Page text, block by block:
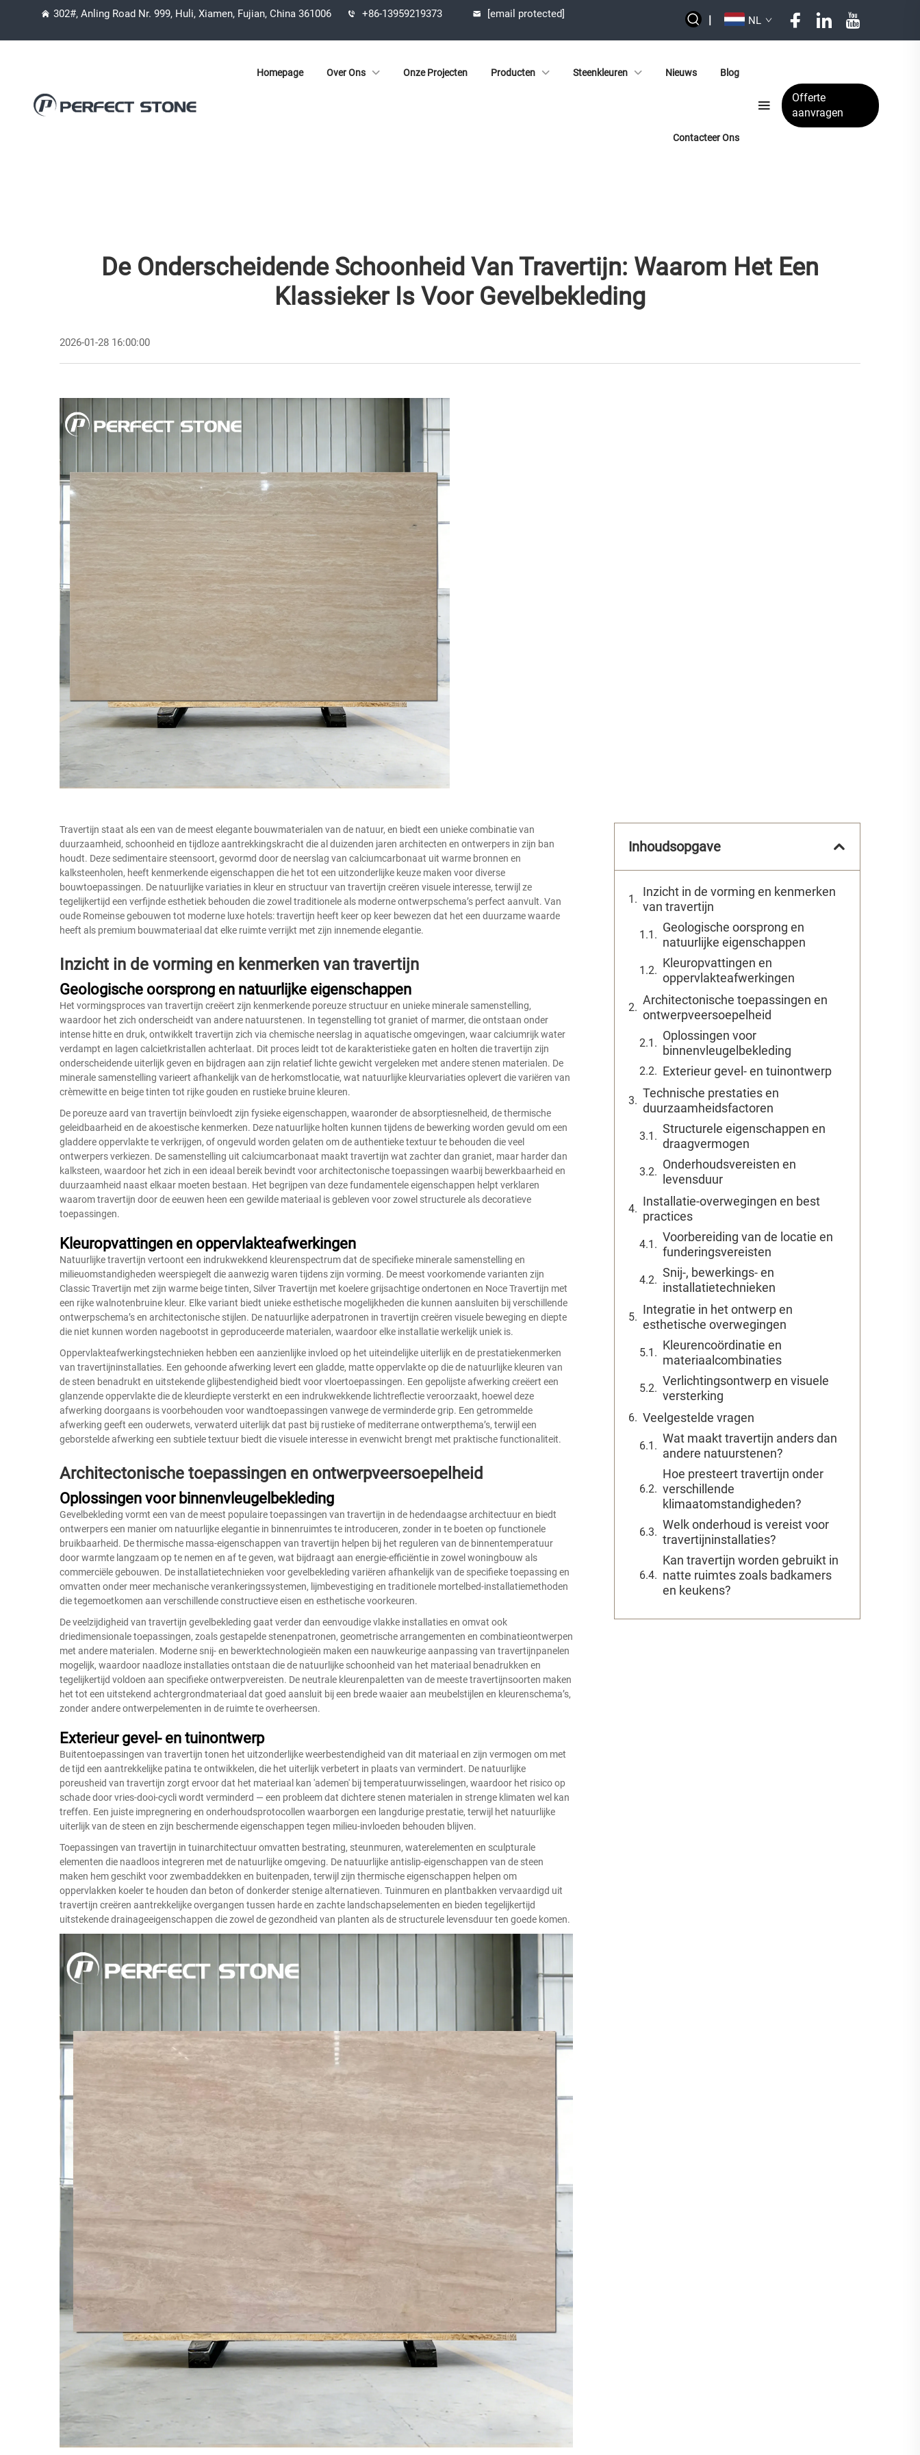
302#, Anling Road Nr. 999, Huli, Xiamen, Fujian, China 361006 +86-13959219373 [email protected] | NL
Homepage Over Ons Onze Projecten Producten Steenkleuren Nieuws Blog
Contacteer Ons
Offerte
aanvragen
De Onderscheidende Schoonheid Van Travertijn: Waarom Het Een
Klassieker Is Voor Gevelbekleding
2026-01-28 16:00:00
Travertijn staat als een van de meest elegante bouwmaterialen van de natuur, en biedt een unieke combinatie van
duurzaamheid, schoonheid en tijdloze aantrekkingskracht die al duizenden jaren architecten en ontwerpers in zijn ban
houdt. Deze sedimentaire steensoort, gevormd door de neerslag van calciumcarbonaat uit warme bronnen en
kalksteenholen, heeft kenmerkende eigenschappen die het tot een uitzonderlijke keuze maken voor diverse
bouwtoepassingen. De natuurlijke variaties in kleur en structuur van travertijn creëren visuele interesse, terwijl ze
tegelijkertijd een verfijnde esthetiek behouden die zowel traditionele als moderne ontwerpschema’s perfect aanvult. Van
oude Romeinse gebouwen tot moderne luxe hotels: travertijn heeft keer op keer bewezen dat het een duurzame waarde
heeft als premium bouwmateriaal dat elke ruimte verrijkt met zijn innemende elegantie.
Inzicht in de vorming en kenmerken van travertijn
Geologische oorsprong en natuurlijke eigenschappen
Het vormingsproces van travertijn creëert zijn kenmerkende poreuze structuur en unieke minerale samenstelling,
waardoor het zich onderscheidt van andere natuurstenen. In tegenstelling tot graniet of marmer, die ontstaan onder
intense hitte en druk, ontwikkelt travertijn zich via chemische neerslag in aquatische omgevingen, waar calciumrijk water
verdampt en lagen calcietkristallen achterlaat. Dit proces leidt tot de karakteristieke gaten en holten die travertijn zijn
onderscheidende uiterlijk geven en bijdragen aan zijn relatief lichte gewicht vergeleken met andere stenen materialen. De
minerale samenstelling varieert afhankelijk van de herkomstlocatie, wat natuurlijke kleurvariaties oplevert die variëren van
crèmewitte en beige tinten tot rijke gouden en rustieke bruine kleuren.
De poreuze aard van travertijn beïnvloedt zijn fysieke eigenschappen, waaronder de absorptiesnelheid, de thermische
geleidbaarheid en de akoestische kenmerken. Deze natuurlijke holten kunnen tijdens de bewerking worden gevuld om een
gladdere oppervlakte te verkrijgen, of ongevuld worden gelaten om de authentieke textuur te behouden die veel
ontwerpers verkiezen. De samenstelling uit calciumcarbonaat maakt travertijn wat zachter dan graniet, maar harder dan
kalksteen, waardoor het zich in een ideaal bereik bevindt voor architectonische toepassingen waarbij bewerkbaarheid en
duurzaamheid naast elkaar moeten bestaan. Het begrijpen van deze fundamentele eigenschappen helpt verklaren
waarom travertijn door de eeuwen heen een gewilde materiaal is gebleven voor zowel structurele als decoratieve
toepassingen.
Kleuropvattingen en oppervlakteafwerkingen
Natuurlijke travertijn vertoont een indrukwekkend kleurenspectrum dat de specifieke minerale samenstelling en
milieuomstandigheden weerspiegelt die aanwezig waren tijdens zijn vorming. De meest voorkomende varianten zijn
Classic Travertijn met zijn warme beige tinten, Silver Travertijn met koelere grijsachtige ondertonen en Noce Travertijn met
een rijke walnotenbruine kleur. Elke variant biedt unieke esthetische mogelijkheden die kunnen aansluiten bij verschillende
ontwerpschema’s en architectonische stijlen. De natuurlijke aderpatronen in travertijn creëren visuele beweging en diepte
die niet kunnen worden nagebootst in geproduceerde materialen, waardoor elke installatie werkelijk uniek is.
Oppervlakteafwerkingstechnieken hebben een aanzienlijke invloed op het uiteindelijke uiterlijk en de prestatiekenmerken
van travertijninstallaties. Een gehoonde afwerking levert een gladde, matte oppervlakte op die de natuurlijke kleuren van
de steen benadrukt en uitstekende glijbestendigheid biedt voor vloertoepassingen. Een gepolijste afwerking creëert een
glanzende oppervlakte die de kleurdiepte versterkt en een indrukwekkende lichtreflectie veroorzaakt, hoewel deze
afwerking doorgaans is voorbehouden voor wandtoepassingen vanwege de verminderde grip. Een getrommelde
afwerking geeft een ouderwets, verwaterd uiterlijk dat past bij rustieke of mediterrane ontwerpthema’s, terwijl een
geborstelde afwerking een subtiele textuur biedt die visuele interesse in evenwicht brengt met praktische functionaliteit.
Architectonische toepassingen en ontwerpveersoepelheid
Oplossingen voor binnenvleugelbekleding
Gevelbekleding vormt een van de meest populaire toepassingen van travertijn in de hedendaagse architectuur en biedt
ontwerpers een manier om natuurlijke elegantie in binnenruimtes te introduceren, zonder in te boeten op functionele
bruikbaarheid. De thermische massa-eigenschappen van travertijn helpen bij het reguleren van de binnentemperatuur
door warmte langzaam op te nemen en af te geven, wat bijdraagt aan energie-efficiëntie in zowel woningbouw als
commerciële gebouwen. De installatietechnieken voor gevelbekleding variëren afhankelijk van de specifieke toepassing en
omvatten onder meer mechanische verankeringssystemen, lijmbevestiging en traditionele mortelbed-installatiemethoden
die tegemoetkomen aan verschillende constructieve eisen en esthetische voorkeuren.
De veelzijdigheid van travertijn gevelbekleding gaat verder dan eenvoudige vlakke installaties en omvat ook
driedimensionale toepassingen, zoals gestapelde stenenpatronen, geometrische arrangementen en combinatieontwerpen
met andere materialen. Moderne snij- en bewerktechnologieën maken een nauwkeurige aanpassing van travertijnpanelen
mogelijk, waardoor naadloze installaties ontstaan die de natuurlijke schoonheid van het materiaal benadrukken en
tegelijkertijd voldoen aan specifieke ontwerpvereisten. De neutrale kleurenpaletten van de meeste travertijnsoorten maken
het tot een uitstekend achtergrondmateriaal dat goed aansluit bij een brede waaier aan meubelstijlen en kleurenschema’s,
zonder andere ontwerpelementen in de ruimte te overheersen.
Exterieur gevel- en tuinontwerp
Buitentoepassingen van travertijn tonen het uitzonderlijke weerbestendigheid van dit materiaal en zijn vermogen om met
de tijd een aantrekkelijke patina te ontwikkelen, die het uiterlijk verbetert in plaats van vermindert. De natuurlijke
poreusheid van travertijn zorgt ervoor dat het materiaal kan 'ademen' bij temperatuurwisselingen, waardoor het risico op
schade door vries-dooi-cycli wordt verminderd — een probleem dat dichtere stenen materialen in strenge klimaten wel kan
treffen. Een juiste impregnering en onderhoudsprotocollen waarborgen een langdurige prestatie, terwijl het natuurlijke
uiterlijk van de steen en zijn beschermende eigenschappen tegen milieu-invloeden behouden blijven.
Toepassingen van travertijn in tuinarchitectuur omvatten bestrating, steunmuren, waterelementen en sculpturale
elementen die naadloos integreren met de natuurlijke omgeving. De natuurlijke antislip-eigenschappen van de steen
maken hem geschikt voor zwembaddekken en buitenpaden, terwijl zijn thermische eigenschappen helpen om
oppervlakken koeler te houden dan beton of donkerder stenige alternatieven. Tuinmuren en plantbakken vervaardigd uit
travertijn creëren aantrekkelijke overgangen tussen harde en zachte landschapselementen en bieden tegelijkertijd
uitstekende drainageeigenschappen die zowel de gezondheid van planten als de structurele levensduur ten goede komen.
Inhoudsopgave
Inzicht in de vorming en kenmerken
van travertijn
Geologische oorsprong en
natuurlijke eigenschappen
Kleuropvattingen en
oppervlakteafwerkingen
Architectonische toepassingen en
ontwerpveersoepelheid
Oplossingen voor
binnenvleugelbekleding
Exterieur gevel- en tuinontwerp
Technische prestaties en
duurzaamheidsfactoren
Structurele eigenschappen en
draagvermogen
Onderhoudsvereisten en
levensduur
Installatie-overwegingen en best
practices
Voorbereiding van de locatie en
funderingsvereisten
Snij-, bewerkings- en
installatietechnieken
Integratie in het ontwerp en
esthetische overwegingen
Kleurencoördinatie en
materiaalcombinaties
Verlichtingsontwerp en visuele
versterking
Veelgestelde vragen
Wat maakt travertijn anders dan
andere natuurstenen?
Hoe presteert travertijn onder
verschillende
klimaatomstandigheden?
Welk onderhoud is vereist voor
travertijninstallaties?
Kan travertijn worden gebruikt in
natte ruimtes zoals badkamers
en keukens?